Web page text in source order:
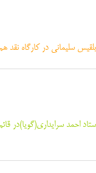
سلیمانی در کارگاه نقد
احمد سرایداری(گویا)در